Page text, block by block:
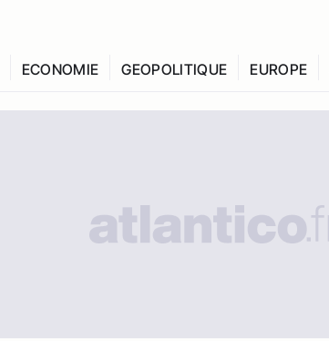
ECONOMIE GEOPOLITIQUE EUROPE